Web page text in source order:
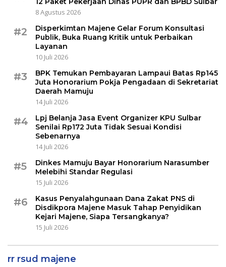
8 Agustus 2026
#2
Disperkimtan Majene Gelar Forum Konsultasi
Publik, Buka Ruang Kritik untuk Perbaikan
Layanan
10 Juli 2026
#3
BPK Temukan Pembayaran Lampaui Batas Rp145
Juta Honorarium Pokja Pengadaan di Sekretariat
Daerah Mamuju
14 Juli 2026
#4
Lpj Belanja Jasa Event Organizer KPU Sulbar
Senilai Rp172 Juta Tidak Sesuai Kondisi
Sebenarnya
14 Juli 2026
#5
Dinkes Mamuju Bayar Honorarium Narasumber
Melebihi Standar Regulasi
15 Juli 2026
#6
Kasus Penyalahgunaan Dana Zakat PNS di
Disdikpora Majene Masuk Tahap Penyidikan
Kejari Majene, Siapa Tersangkanya?
15 Juli 2026
rr rsud majene